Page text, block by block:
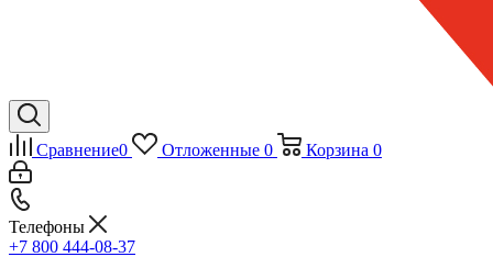
Сравнение0 Отложенные 0 Корзина 0
Телефоны
+7 800 444-08-37